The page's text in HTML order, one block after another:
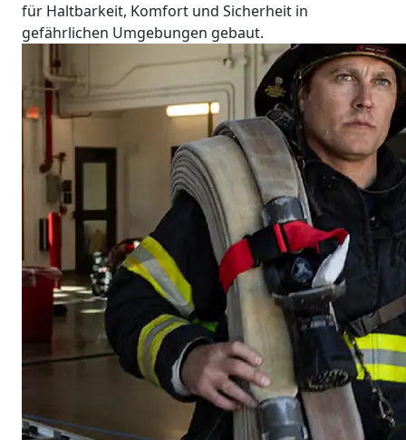
für Haltbarkeit, Komfort und Sicherheit in
gefährlichen Umgebungen gebaut.